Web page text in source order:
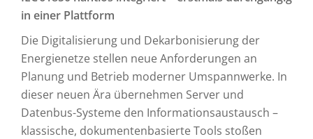
in einer Plattform
Die Digitalisierung und Dekarbonisierung der
Energienetze stellen neue Anforderungen an
Planung und Betrieb moderner Umspannwerke. In
dieser neuen Ära übernehmen Server und
Datenbus-Systeme den Informationsaustausch –
klassische, dokumentenbasierte Tools stoßen